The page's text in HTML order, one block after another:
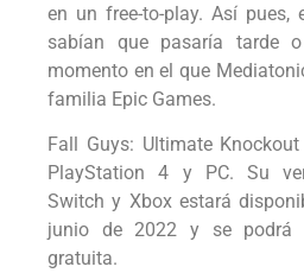
en un free-to-play. Así pues,
sabían que pasaría tarde
momento en el que
familia Epic Games.
Fall Guys: Ultimate
PlayStation 4 y PC. Su
Switch y Xbox estará
junio de 2022 y se podrá
gratuita.